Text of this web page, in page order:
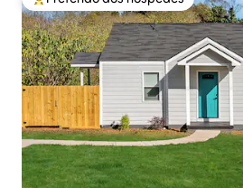
Entre os melhores preferidos dos